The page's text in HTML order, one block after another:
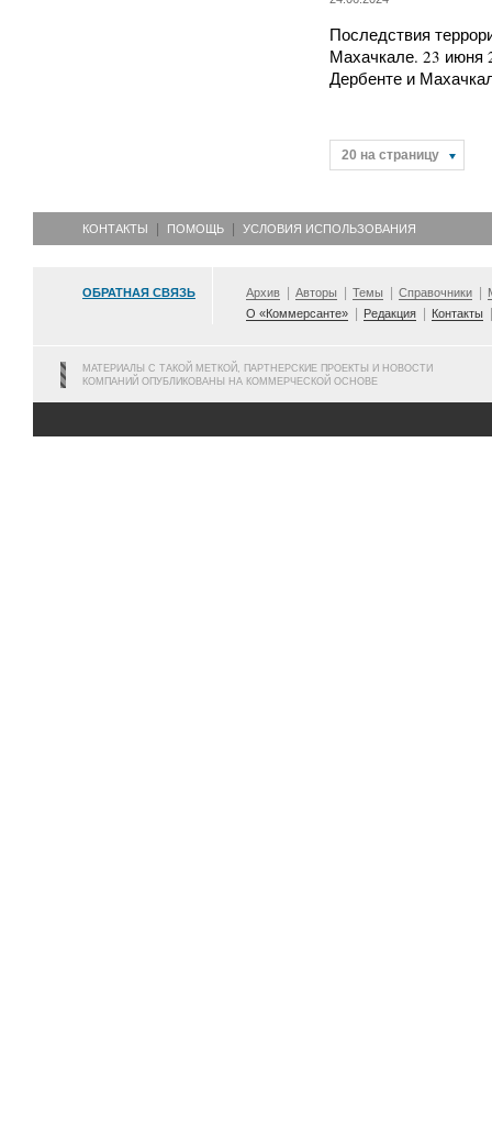
Последствия
Махачкале. 23 июня
Дербенте и
20 на страницу
КОНТАКТЫ ПОМОЩЬ УСЛОВИЯ ИСПОЛЬЗОВАНИЯ
ОБРАТНАЯ СВЯЗЬ Архив Авторы Темы Справочники
О «Коммерсанте»
Редакция Контакты
МАТЕРИАЛЫ С ТАКОЙ МЕТКОЙ, ПАРТНЕРСКИЕ ПРОЕКТЫ И НОВОСТИ
КОМПАНИЙ ОПУБЛИКОВАНЫ НА КОММЕРЧЕСКОЙ ОСНОВЕ